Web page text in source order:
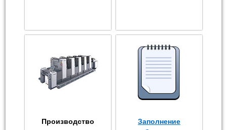
Производство
Заполнение